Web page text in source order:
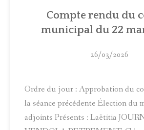
Compte rendu du
municipal du 22
26/03/2026
Ordre du jour : Approbation du
la séance précédente Élection du
adjoints Présents : Laëtitia